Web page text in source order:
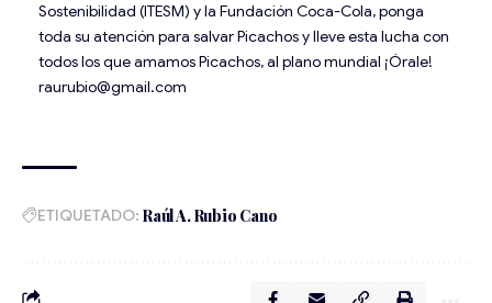
Sostenibilidad (ITESM) y la Fundación Coca-Cola, ponga
toda su atención para salvar Picachos y lleve esta lucha con
todos los que amamos Picachos, al plano mundial ¡Órale!
raurubio@gmail.com
ETIQUETADO: Raúl A. Rubio Cano